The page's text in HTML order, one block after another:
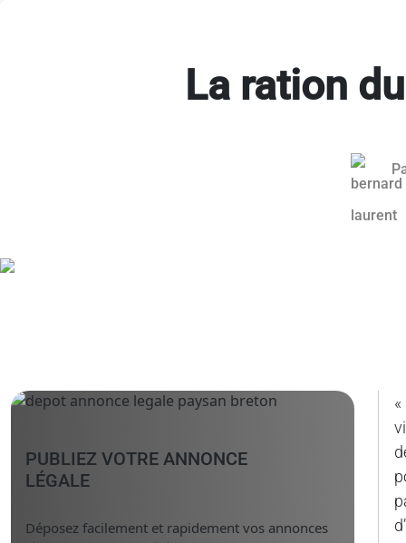
La ration
PUBLIEZ VOTRE ANNONCE
LÉGALE
Déposez facilement et rapidement vos annonces